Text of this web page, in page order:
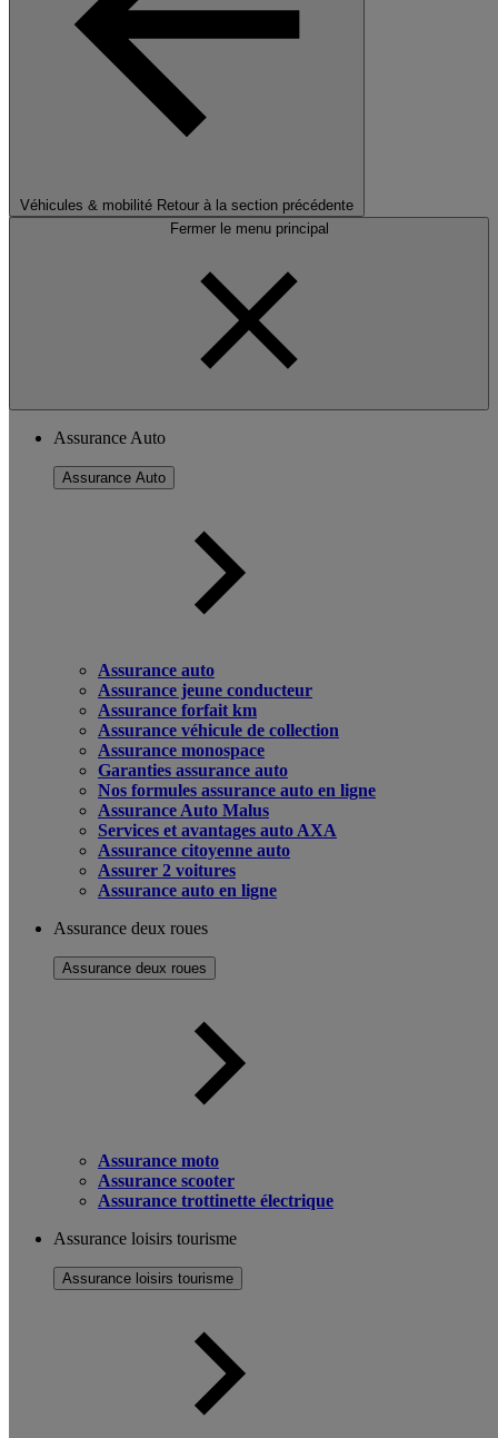
Véhicules & mobilité Retour à la section précédente
Fermer le menu principal
Assurance Auto
Assurance Auto
Assurance auto
Assurance jeune conducteur
Assurance forfait km
Assurance véhicule de collection
Assurance monospace
Garanties assurance auto
Nos formules assurance auto en ligne
Assurance Auto Malus
Services et avantages auto AXA
Assurance citoyenne auto
Assurer 2 voitures
Assurance auto en ligne
Assurance deux roues
Assurance deux roues
Assurance moto
Assurance scooter
Assurance trottinette électrique
Assurance loisirs tourisme
Assurance loisirs tourisme